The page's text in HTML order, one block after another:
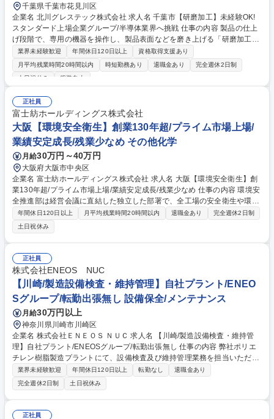
千葉県千葉市花見川区
企業名 北川グレステック株式会社 求人名 千葉市【研磨加工】未経験OK!
スタンダード上場企業グループ/半導体業界へ挑戦 仕事の内容 製品の仕上
げ段階で、専用の機器を操作し、製品表面などを磨き上げる「研磨加工」
が主な業務です。最初は先輩社員と一緒に作業をし、ゆくゆくは自分で考
えて加工ができるようになっていただきたいと思います。 【仕事の流れ】
専用の土台に研磨するものを固定し、研磨装置で平面を平坦に加工してい
転数・加工時間)を考えながら作業を行います。 【詳細補足】・立ち仕事
が多いですがデスクワークもあります。 ・作業は基本的に1人作業が多い
です。目の前の作業に集中するタイプの社員が多いので、騒がしい雰囲気
ではないですが、何事も相談しやすい環境です。 募集職種 千葉市【研磨
加工】未経験OK! スタンダード上場企業グループ/半導体業界へ挑戦
業界未経験歓迎 年間休日120日以上
資格取得支援あり
月平均残業時間20時間以内
時短勤務あり 退職金あり
完全週休2日制
土日祝休み
服装自由
正社員
富士紡ホールディングス株式会社
大阪【環境安全衛生】創業130年超/プライム市場上場/
業績安定成長/残業少なめ その他化学
月給30万円～40万円
大阪府大阪市中央区
企業名 富士紡ホールディングス株式会社 求人名 大阪【環境安全衛生】創
業130年超/プライム市場上場/業績安定成長/残業少なめ 仕事の内容 環境安
全推進部は経営会議に直結した独立した部署で、全工場の安全衛生や環
境・防災の管理指導や教育を行っています。働く社員の健康と安全を守る
大切なミッションを担っていただきます。 ■大阪支社に勤務し、各工場(国
内10拠点、海外タイおよび台湾)に出張し監査を行います。■監査時に当部
による安全衛生教育(約1時間)を実施しています。■監査準備→工場監査(帳
票確認・場内巡視)→報告書(指摘・評価)の作成→改善状況の確認 を繰り返
します。■月に1～2回、1回あたり1～2泊程度の出張があります。(半期ご
とに日程とメンバーを決定) 募集職種 大阪【環境安全衛生】創業130年超/
プライム市場上場/業績安定成長/残業少なめ
年間休日120日以上 月平均残業時間20時間以内 退職金あり
完全週休2日制
土日祝休み
正社員
株式会社ENEOS NUC
【川崎/製造設備検査・維持管理】自社プラント/ENEO
Sグループ/転勤出張無し 設備保全/メンテナンス
月給30万円以上
神奈川県川崎市川崎区
企業名 株式会社ＥＮＥＯＳ ＮＵＣ 求人名 【川崎/製造設備検査・維持管
理】自社プラント/ENEOSグループ/転勤出張無し 仕事の内容 弊社ポリエ
チレン樹脂製造プラントにて、設備検査及び維持管理業務を担当いただき
ます。腐食や劣化、破損によって甚大な影響がでることを防止するための
検査、維持管理業務がメインとなります。 【詳細】 ■高圧ガス製造設備
(圧力容器、熱交換器及び配管)等の検査、短期・中長期保全計画の策定、
設備の維持管理、機器更新計画策定その他、発生する問題点の抽出と対策
の立案及び管理 他 【働き方】 ■残業は平均月20時間～繁忙期で40時間。
業界未経験歓迎 年間休日120日以上 転勤なし
退職金あり
完全週休2日制
土日祝休み
正社員